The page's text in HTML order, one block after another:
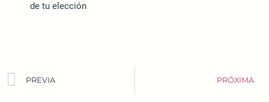
de tu elección
PREVIA PRÓXIMA